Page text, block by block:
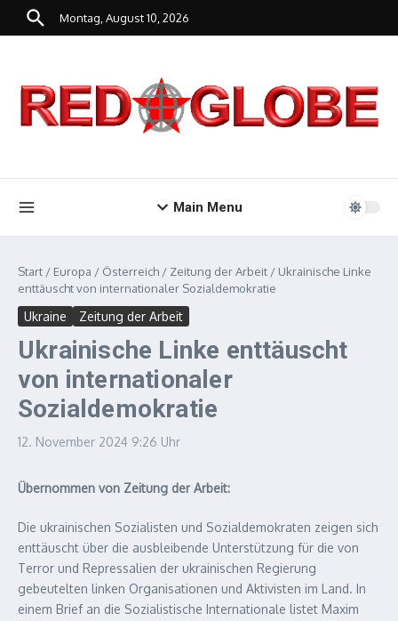
Zum Inhalt springen
Montag, August 10, 2026
Main Menu
Start / Europa / Österreich / Zeitung der Arbeit / Ukrainische Linke
enttäuscht von internationaler Sozialdemokratie
Ukraine Zeitung der Arbeit
Ukrainische Linke enttäuscht
von internationaler
Sozialdemokratie
12. November 2024 9:26 Uhr
Übernommen von Zeitung der Arbeit:
Die ukrainischen Sozialisten und Sozialdemokraten zeigen sich
enttäuscht über die ausbleibende Unterstützung für die von
Terror und Repressalien der ukrainischen Regierung
gebeutelten linken Organisationen und Aktivisten im Land. In
einem Brief an die Sozialistische Internationale listet Maxim